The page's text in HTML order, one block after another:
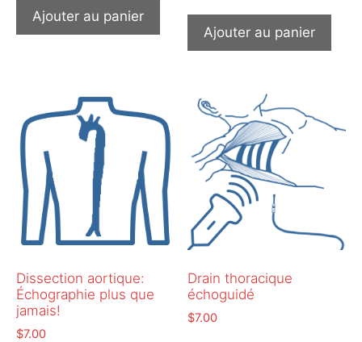
Ajouter au panier
Ajouter au panier
Dissection aortique:
Échographie plus que
jamais!
$7.00
Drain thoracique
échoguidé
$7.00